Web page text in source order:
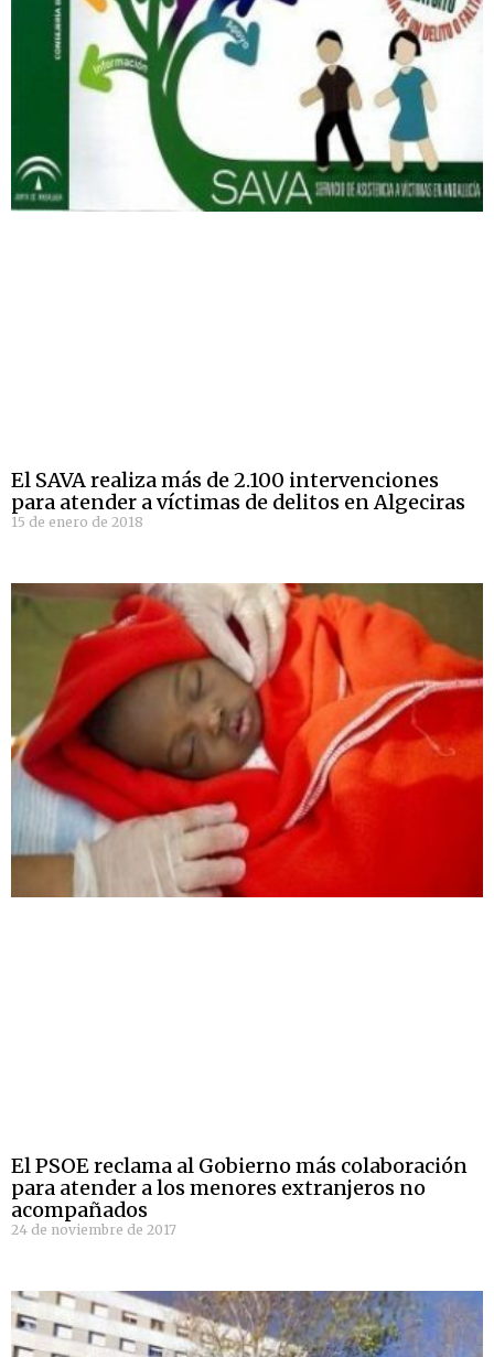
El SAVA realiza más de 2.100 intervenciones
para atender a víctimas de delitos en Algeciras
15 de enero de 2018
El PSOE reclama al Gobierno más colaboración
para atender a los menores extranjeros no
acompañados
24 de noviembre de 2017